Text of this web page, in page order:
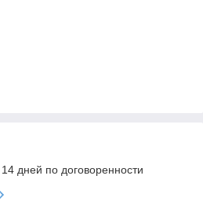
дней по договоренности